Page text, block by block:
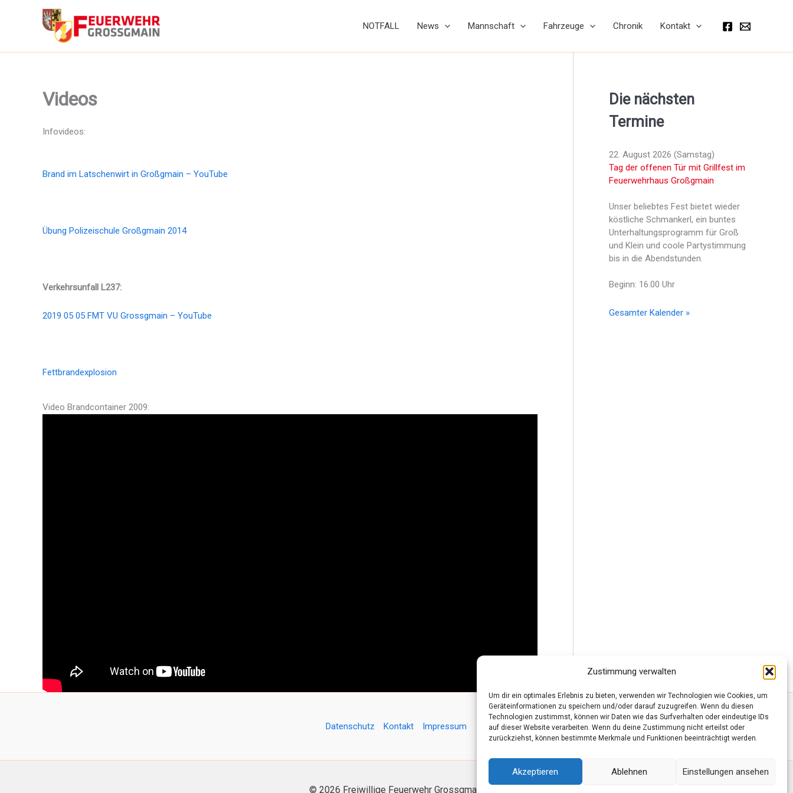
Zustimmung verwalten
Um dir ein optimales Erlebnis zu bieten, verwenden wir Technologien wie Cookies, um
Geräteinformationen zu speichern und/oder darauf zuzugreifen. Wenn du diesen
Technologien zustimmst, können wir Daten wie das Surfverhalten oder eindeutige IDs
auf dieser Website verarbeiten. Wenn du deine Zustimmung nicht erteilst oder
zurückziehst, können bestimmte Merkmale und Funktionen beeinträchtigt werden.
Akzeptieren Ablehnen Einstellungen ansehen
NOTFALL News Mannschaft Fahrzeuge Chronik Kontakt
Videos
Infovideos:
Brand im Latschenwirt in Großgmain – YouTube
Übung Polizeischule Großgmain 2014
Verkehrsunfall L237:
2019 05 05 FMT VU Grossgmain – YouTube
Fettbrandexplosion
Video Brandcontainer 2009:
Die nächsten
Termine
22. August 2026 (Samstag)
Tag der offenen Tür mit Grillfest im
Feuer­wehr­haus Großgmain
Unser beliebtes Fest bietet wieder
köstliche Schmankerl, ein buntes
Unter­haltungs­programm für Groß
und Klein und coole Party­stimmung
bis in die Abend­stunden.
Beginn: 16.00 Uhr
Gesamter Kalender »
Datenschutz Kontakt Impressum
© 2026 Freiwillige Feuerwehr Grossgmain